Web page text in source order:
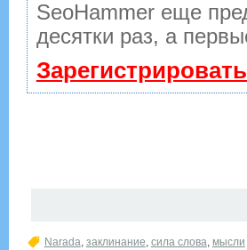
SeoHammer еще
десятки раз, а
Narada, заклинание, сила слова, мысли